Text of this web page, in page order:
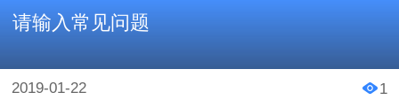
请输入常见问题
2019-01-22 1